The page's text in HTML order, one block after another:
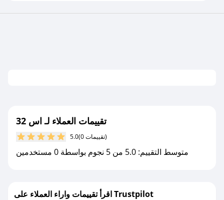
تقييمات العملاء لـ اس 32
5.0 (0 تقييمات)
متوسط التقييم: 5.0 من 5 نجوم بواسطة 0 مستخدمين
اقرأ تقييمات واراء العملاء على Trustpilot